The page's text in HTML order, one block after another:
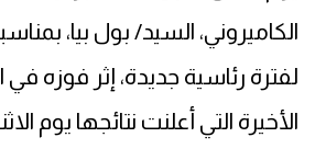
الكاميروني، السيد/ بول بيا،
لفترة رئاسية جديدة، إثر فوزه في
الأخيرة التي أعلنت نتائجها يوم